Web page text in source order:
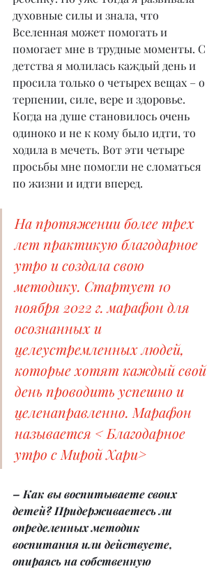
духовные силы и знала, что
Вселенная может помогать и
помогает мне в трудные моменты. С
детства я молилась каждый день и
просила только о четырех вещах – о
терпении, силе, вере и здоровье.
Когда на душе становилось очень
одиноко и не к кому было идти, то
ходила в мечеть. Вот эти четыре
просьбы мне помогли не сломаться
по жизни и идти вперед.
На протяжении более трех
лет практикую благодарное
утро и создала свою
методику. Стартует 10
ноября 2022 г. марафон для
осознанных и
целеустремленных людей,
которые хотят каждый свой
день проводить успешно и
целенаправленно. Марафон
называется < Благодарное
утро с Мирой Хари>
– Как вы воспитываете своих
детей? Придерживаетесь ли
определенных методик
воспитания или действуете,
опираясь на собственную